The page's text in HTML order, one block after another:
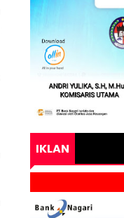
IKLAN